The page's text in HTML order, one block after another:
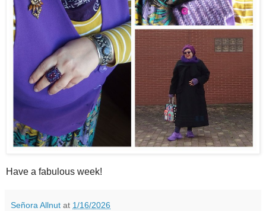
Have a fabulous week!
Señora Allnut at 1/16/2026